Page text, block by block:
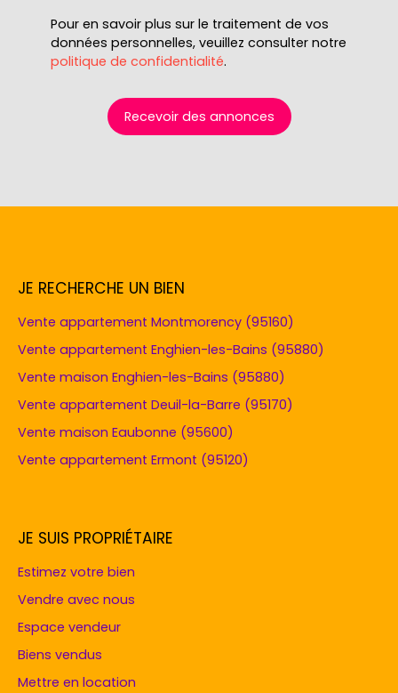
Pour en savoir plus sur le traitement de vos
données personnelles, veuillez consulter notre
politique de confidentialité.
Recevoir des annonces
JE RECHERCHE UN BIEN
Vente appartement Montmorency (95160)
Vente appartement Enghien-les-Bains (95880)
Vente maison Enghien-les-Bains (95880)
Vente appartement Deuil-la-Barre (95170)
Vente maison Eaubonne (95600)
Vente appartement Ermont (95120)
JE SUIS PROPRIÉTAIRE
Estimez votre bien
Vendre avec nous
Espace vendeur
Biens vendus
Mettre en location